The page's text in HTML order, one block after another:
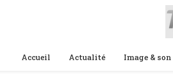
Accueil Actualité Image & son